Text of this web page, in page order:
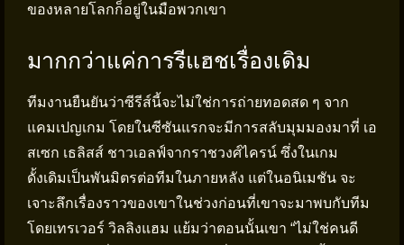
ของหลายโลกก็อยู่ในมือพวกเขา
มากกว่าแค่การรีแฮชเรื่องเดิม
ทีมงานยืนยันว่าซีรีส์นี้จะไม่ใช่การถ่ายทอดสด ๆ จาก
แคมเปญเกม โดยในซีซันแรกจะมีการสลับมุมมองมาที่ เอ
สเซก เธลิสส์ ชาวเอลฟ์จากราชวงศ์ไครน์ ซึ่งในเกม
ดั้งเดิมเป็นพันมิตรต่อทีมในภายหลัง แต่ในอนิเมชัน จะ
เจาะลึกเรื่องราวของเขาในช่วงก่อนที่เขาจะมาพบกับทีม
โดยเทรเวอร์ วิลลิงแฮม แย้มว่าตอนนั้นเขา “ไม่ใช่คนดี